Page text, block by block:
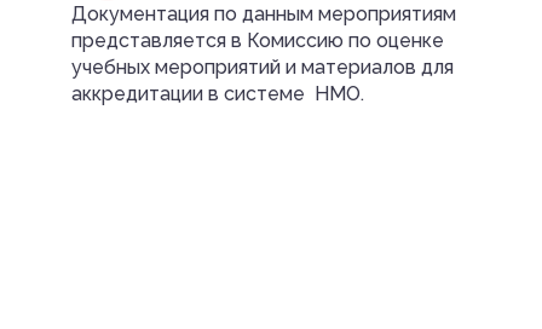
Документация по данным мероприятиям
представляется в Комиссию по оценке
учебных мероприятий и материалов для
аккредитации в системе НМО.